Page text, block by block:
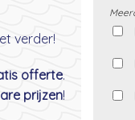
verder!
offerte.
prijzen!